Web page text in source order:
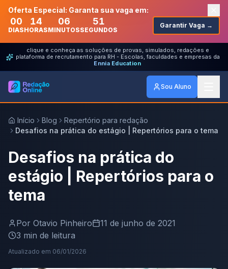
Oferta Especial: Garanta sua vaga em:
00
DIAS
14
HORAS
06
MINUTOS
51
SEGUNDOS
Garantir Vaga →
clique e conheça as soluções de provas, simulados, redações e
plataforma de recrutamento para RH - Escolas, faculdades e empresas da
Ennia Education
Sou Aluno
Início Blog
Repertório para redação
Desafios na prática do estágio | Repertórios para o tema
Desafios na prática do
estágio | Repertórios para o
tema
Por Otavio Pinheiro
11 de junho de 2021
3 min de leitura
Atualizado em 06/01/2026